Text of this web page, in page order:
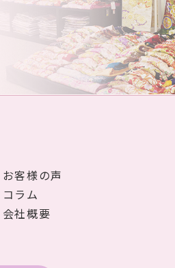
お客様の声
コラム
会社概要